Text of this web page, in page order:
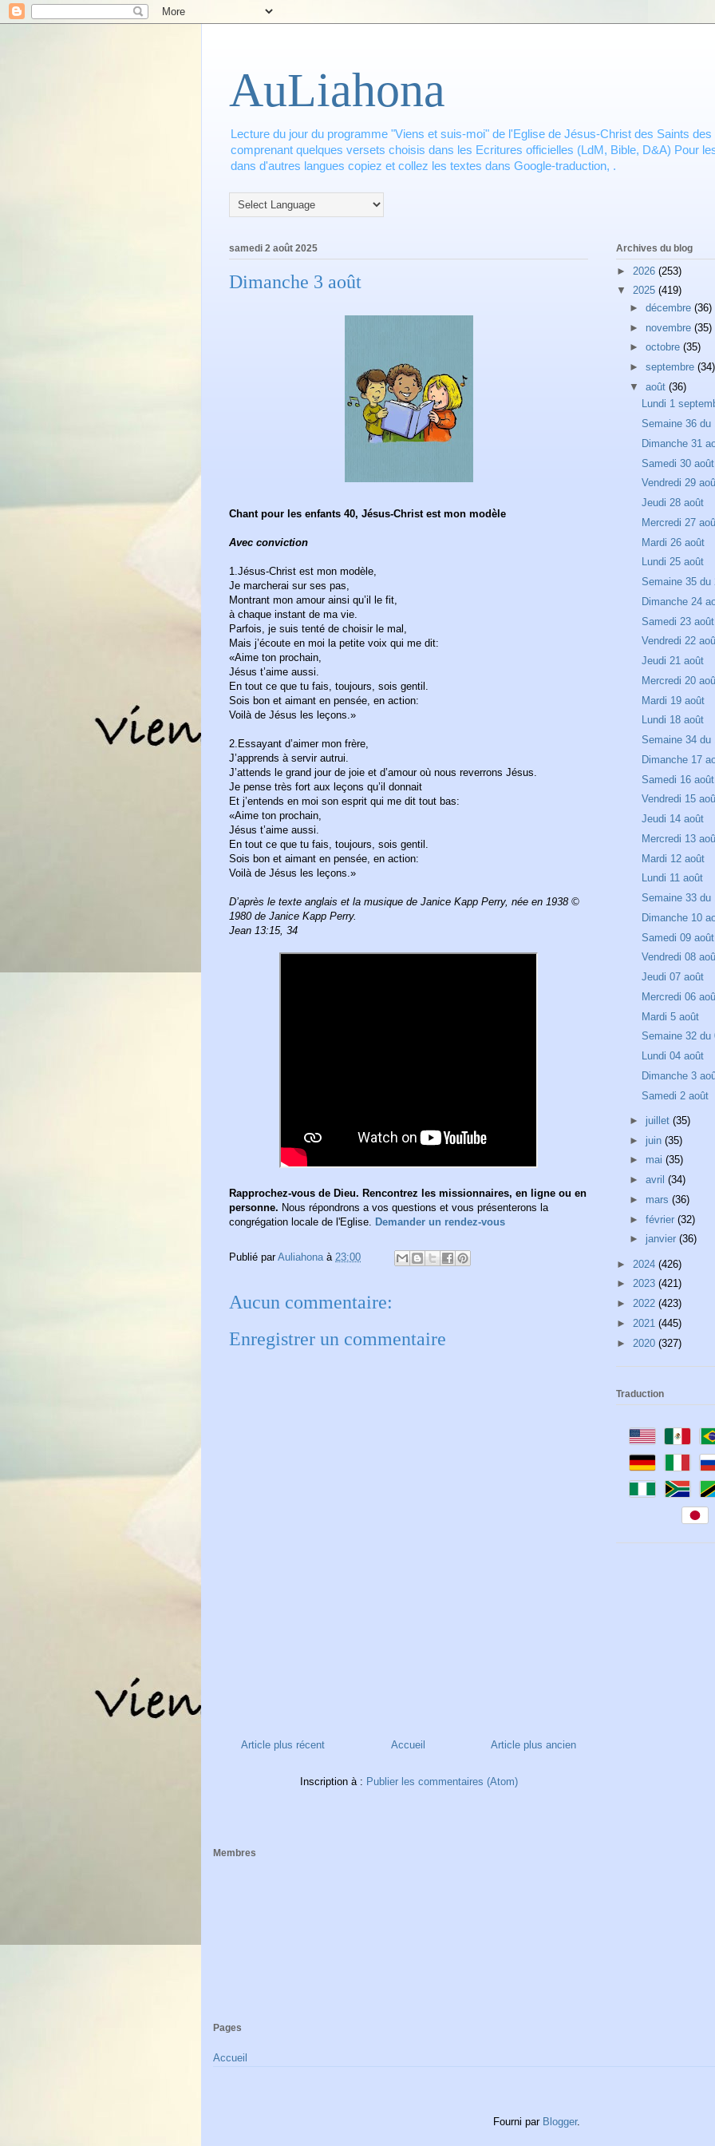
AuLiahona
Lecture du jour du programme "Viens et suis-moi" de l'Eglise de Jésus-Christ des Saints
comprenant quelques versets choisis dans les Ecritures officielles (LdM, Bible, D&A) Pour
dans d'autres langues copiez et collez les textes dans Google-traduction, .
samedi 2 août 2025
Dimanche 3 août
Chant pour les enfants 40, Jésus-Christ est mon modèle
Avec conviction
1.Jésus-Christ est mon modèle,
Je marcherai sur ses pas,
Montrant mon amour ainsi qu’il le fit,
à chaque instant de ma vie.
Parfois, je suis tenté de choisir le mal,
Mais j’écoute en moi la petite voix qui me dit:
«Aime ton prochain,
Jésus t’aime aussi.
En tout ce que tu fais, toujours, sois gentil.
Sois bon et aimant en pensée, en action:
Voilà de Jésus les leçons.»
2.Essayant d’aimer mon frère,
J’apprends à servir autrui.
J’attends le grand jour de joie et d’amour où nous reverrons Jésus.
Je pense très fort aux leçons qu’il donnait
Et j’entends en moi son esprit qui me dit tout bas:
«Aime ton prochain,
Jésus t’aime aussi.
En tout ce que tu fais, toujours, sois gentil.
Sois bon et aimant en pensée, en action:
Voilà de Jésus les leçons.»
D’après le texte anglais et la musique de Janice Kapp Perry, née en 1938 ©
1980 de Janice Kapp Perry.
Jean 13:15, 34
Rapprochez-vous de Dieu. Rencontrez les missionnaires, en ligne ou en
personne. Nous répondrons a vos questions et vous présenterons la
congrégation locale de l'Eglise. Demander un rendez-vous
Publié parAuliahona à 23:00
Aucun commentaire:
Enregistrer un commentaire
Article plus récent Article plus ancien
Accueil
Inscription à : Publier les commentaires (Atom)
Archives du blog
► 2026 (253)
▼ 2025 (419)
► décembre (36)
► novembre (35)
► octobre (35)
► septembre (34)
▼ août (36)
Lundi 1
Semaine 36
Dimanche 31
Samedi 30 août
Vendredi 29
Jeudi 28 août
Mercredi 27
Mardi 26 août
Lundi 25 août
Semaine 35 du
Dimanche 24
Samedi 23 août
Vendredi 22
Jeudi 21 août
Mercredi 20
Mardi 19 août
Lundi 18 août
Semaine 34 du
Dimanche 17
Samedi 16 août
Vendredi 15
Jeudi 14 août
Mercredi 13
Mardi 12 août
Lundi 11 août
Semaine 33 du
Dimanche 10
Samedi 09 août
Vendredi 08
Jeudi 07 août
Mercredi 06
Mardi 5 août
Semaine 32 du
Lundi 04 août
Dimanche 3
Samedi 2 août
► juillet (35)
► juin (35)
► mai (35)
► avril (34)
► mars (36)
► février (32)
► janvier (36)
► 2024 (426)
► 2023 (421)
► 2022 (423)
► 2021 (445)
► 2020 (327)
Traduction
Membres
Pages
Accueil
Fourni par Blogger.